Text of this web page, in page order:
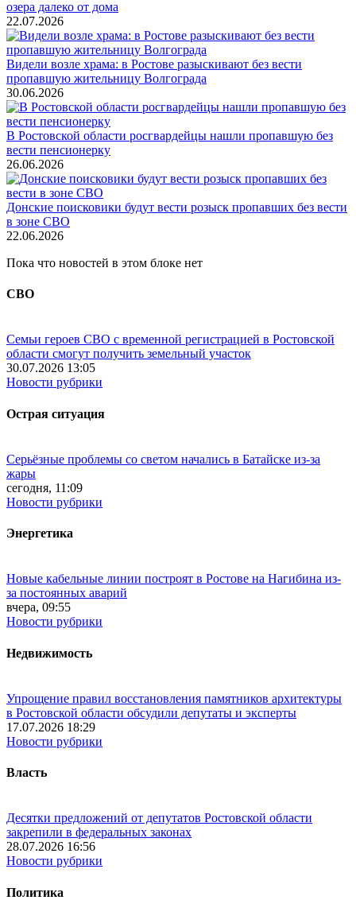
озера далеко от дома
22.07.2026
Видели возле храма: в Ростове разыскивают без вести
пропавшую жительницу Волгограда
30.06.2026
В Ростовской области росгвардейцы нашли пропавшую без
вести пенсионерку
26.06.2026
Донские поисковики будут вести розыск пропавших без вести
в зоне СВО
22.06.2026
Пока что новостей в этом блоке нет
СВО
Семьи героев СВО с временной регистрацией в Ростовской
области смогут получить земельный участок
30.07.2026 13:05
Новости рубрики
Острая ситуация
Серьёзные проблемы со светом начались в Батайске из-за
жары
сегодня, 11:09
Новости рубрики
Энергетика
Новые кабельные линии построят в Ростове на Нагибина из-
за постоянных аварий
вчера, 09:55
Новости рубрики
Недвижимость
Упрощение правил восстановления памятников архитектуры
в Ростовской области обсудили депутаты и эксперты
17.07.2026 18:29
Новости рубрики
Власть
Десятки предложений от депутатов Ростовской области
закрепили в федеральных законах
28.07.2026 16:56
Новости рубрики
Политика